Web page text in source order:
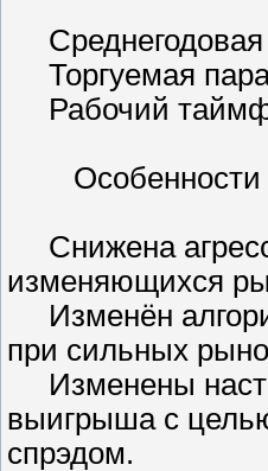
Среднегодовая
Торгуемая
Особенности
Снижена
изменяющихся
Изменён
при сильных
Изменены
выигрыша с
спрэдом.